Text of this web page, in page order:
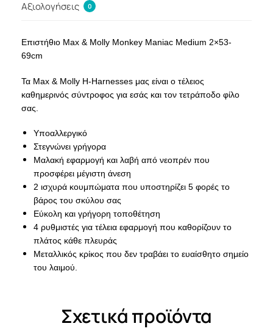
Αξιολογήσεις 0
Επιστήθιο Max & Molly Monkey Maniac Medium 2×53-
69cm
Τα Max & Molly H-Harnesses μας είναι ο τέλειος
καθημερινός σύντροφος για εσάς και τον τετράποδο φίλο
σας.
Υποαλλεργικό
Στεγνώνει γρήγορα
Μαλακή εφαρμογή και λαβή από νεοπρέν που
προσφέρει μέγιστη άνεση
2 ισχυρά κουμπώματα που υποστηρίζει 5 φορές το
βάρος του σκύλου σας
Εύκολη και γρήγορη τοποθέτηση
4 ρυθμιστές για τέλεια εφαρμογή που καθορίζουν το
πλάτος κάθε πλευράς
Μεταλλικός κρίκος που δεν τραβάει το ευαίσθητο σημείο
του λαιμού.
Σχετικά προϊόντα